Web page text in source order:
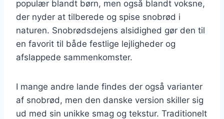
populær blandt børn, men også blandt voksne,
der nyder at tilberede og spise snobrød i
naturen. Snobrødsdejens alsidighed gør den til
en favorit til både festlige lejligheder og
afslappede sammenkomster.
I mange andre lande findes der også varianter
af snobrød, men den danske version skiller sig
ud med sin unikke smag og tekstur. Traditionelt